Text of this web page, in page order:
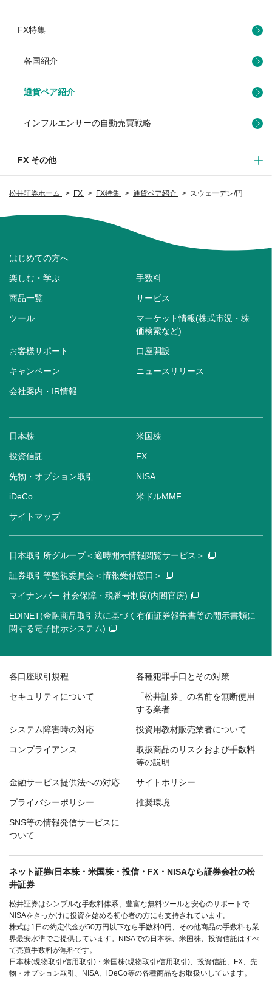
松井証券ホーム FX FX特集 通貨ペア紹介 スウェーデン/円
FX特集
各国紹介
通貨ペア紹介
インフルエンサーの自動売買戦略
FX その他
はじめての方へ
楽しむ・学ぶ 手数料
商品一覧 サービス
ツール
マーケット情報(株式市況・株
価検索など)
お客様サポート 口座開設
キャンペーン ニュースリリース
会社案内・IR情報
日本株 米国株
投資信託 FX
先物・オプション取引 NISA
iDeCo 米ドルMMF
サイトマップ
日本取引所グループ＜適時開示情報閲覧サービス＞
証券取引等監視委員会＜情報受付窓口＞
マイナンバー 社会保障・税番号制度(内閣官房)
EDINET(金融商品取引法に基づく有価証券報告書等の開示書類に
関する電子開示システム)
各口座取引規程 各種犯罪手口とその対策
セキュリティについて
「松井証券」の名前を無断使用
する業者
システム障害時の対応 投資用教材販売業者について
コンプライアンス
取扱商品のリスクおよび手数料
等の説明
金融サービス提供法への対応 サイトポリシー
プライバシーポリシー 推奨環境
SNS等の情報発信サービスに
ついて
ネット証券/日本株・米国株・投信・FX・NISAなら証券会社の松
井証券
松井証券はシンプルな手数料体系、豊富な無料ツールと安心のサポートで
NISAをきっかけに投資を始める初心者の方にも支持されています。
株式は1日の約定代金が50万円以下なら手数料0円、その他商品の手数料も業
界最安水準でご提供しています。NISAでの日本株、米国株、投資信託はすべ
て売買手数料が無料です。
日本株(現物取引/信用取引)・米国株(現物取引/信用取引)、投資信託、FX、先
物・オプション取引、NISA、iDeCo等の各種商品をお取扱いしています。